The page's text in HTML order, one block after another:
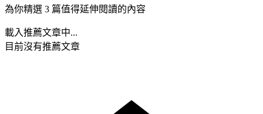
為你精選 3 篇值得延伸閱讀的內容
載入推薦文章中...
目前沒有推薦文章